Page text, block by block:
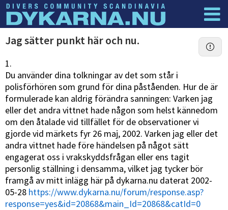
Dyknyheter Logga in
Jag sätter punkt här och nu.
1.
Du använder dina tolkningar av det som står i
polisförhören som grund för dina påståenden. Hur de är
formulerade kan aldrig förändra sanningen: Varken jag
eller det andra vittnet hade någon som helst kännedom
om den åtalade vid tillfället för de observationer vi
gjorde vid märkets fyr 26 maj, 2002. Varken jag eller det
andra vittnet hade före händelsen på något sätt
engagerat oss i vrakskyddsfrågan eller ens tagit
personlig ställning i densamma, vilket jag tycker bör
framgå av mitt inlägg här på dykarna.nu daterat 2002-
05-28 https://www.dykarna.nu/forum/response.asp?
response=yes&id=20868&main_Id=20868&catId=0